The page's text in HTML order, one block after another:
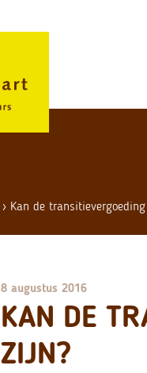
› Kan de
8 augustus 2016
KAN DE
ZIJN?